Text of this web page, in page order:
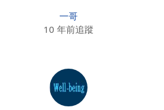
一哥
10 年前追蹤